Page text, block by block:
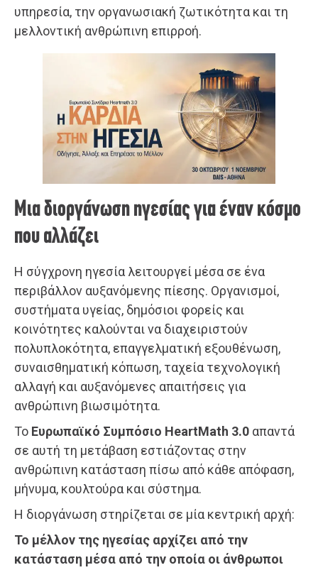
υπηρεσία, την οργανωσιακή ζωτικότητα και τη
μελλοντική ανθρώπινη επιρροή.
Μια διοργάνωση ηγεσίας για έναν κόσμο
που αλλάζει
Η σύγχρονη ηγεσία λειτουργεί μέσα σε ένα
περιβάλλον αυξανόμενης πίεσης. Οργανισμοί,
συστήματα υγείας, δημόσιοι φορείς και
κοινότητες καλούνται να διαχειριστούν
πολυπλοκότητα, επαγγελματική εξουθένωση,
συναισθηματική κόπωση, ταχεία τεχνολογική
αλλαγή και αυξανόμενες απαιτήσεις για
ανθρώπινη βιωσιμότητα.
Το Ευρωπαϊκό Συμπόσιο HeartMath 3.0 απαντά
σε αυτή τη μετάβαση εστιάζοντας στην
ανθρώπινη κατάσταση πίσω από κάθε απόφαση,
μήνυμα, κουλτούρα και σύστημα.
Η διοργάνωση στηρίζεται σε μία κεντρική αρχή:
Το μέλλον της ηγεσίας αρχίζει από την
κατάσταση μέσα από την οποία οι άνθρωποι